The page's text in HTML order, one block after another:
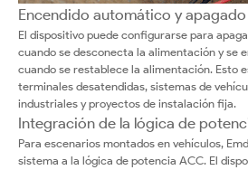
Encendido automático y
El dispositivo puede configurarse para
cuando se desconecta la alimentación y se
cuando se restablece la alimentación. Esto
terminales desatendidas, sistemas de
industriales y proyectos de instalación fija.
Integración de la lógica de
Para escenarios montados en vehículos,
sistema a la lógica de potencia ACC. El